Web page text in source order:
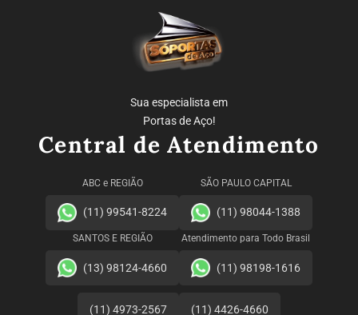
Sua especialista em
Portas de Aço!
Central de Atendimento
ABC e REGIÃO
(11) 99541-8224
SÃO PAULO CAPITAL
(11) 98044-1388
SANTOS E REGIÃO
(13) 98124-4660
Atendimento para Todo Brasil
(11) 98198-1616
(11) 4973-2567 (11) 4426-4660